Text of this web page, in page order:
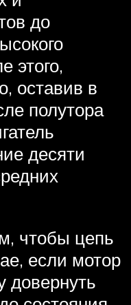
до
этого,
оставив в
полутора
десяти
чтобы цепь
если мотор
довернуть